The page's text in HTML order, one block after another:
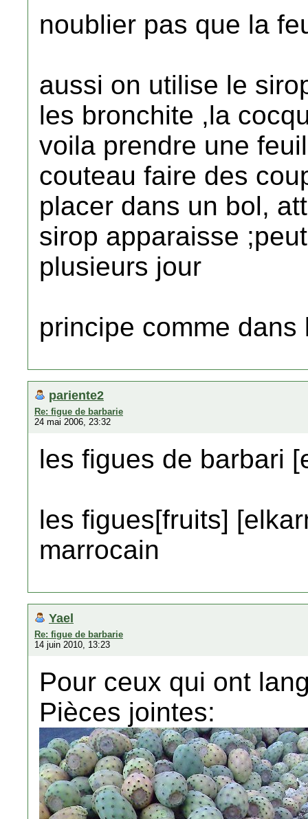
noublier pas que la
aussi on utilise le
les bronchite ,la
voila prendre une
couteau faire des
placer dans un bol,
sirop apparaisse
plusieurs jour
principe comme
pariente2
Re: figue de barbarie
24 mai 2006, 23:32
les figues de barbari
les figues[fruits]
marrocain
Yael
Re: figue de barbarie
14 juin 2010, 13:23
Pour ceux qui ont
Pièces jointes: